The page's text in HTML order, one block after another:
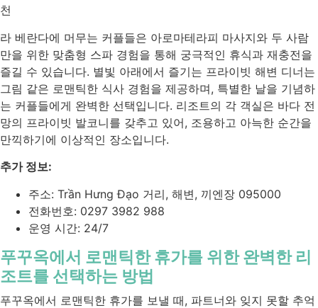
라 베란다에 머무는 커플들은 아로마테라피 마사지와 두 사람
만을 위한 맞춤형 스파 경험을 통해 궁극적인 휴식과 재충전을
즐길 수 있습니다. 별빛 아래에서 즐기는 프라이빗 해변 디너는
그림 같은 로맨틱한 식사 경험을 제공하며, 특별한 날을 기념하
는 커플들에게 완벽한 선택입니다. 리조트의 각 객실은 바다 전
망의 프라이빗 발코니를 갖추고 있어, 조용하고 아늑한 순간을
만끽하기에 이상적인 장소입니다.
추가 정보:
주소: Trần Hưng Đạo 거리, 해변, 끼엔장 095000
전화번호: 0297 3982 988
운영 시간: 24/7
푸꾸옥에서 로맨틱한 휴가를 위한 완벽한 리
조트를 선택하는 방법
푸꾸옥에서 로맨틱한 휴가를 보낼 때, 파트너와 잊지 못할 추억